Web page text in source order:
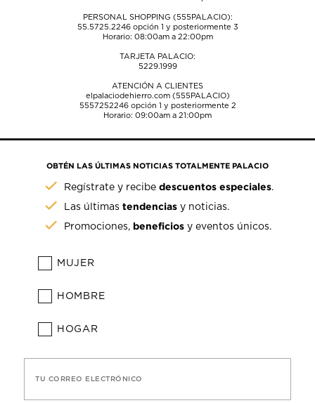
PERSONAL SHOPPING (555PALACIO):
55.5725.2246opción 1 y posteriormente 3
Horario: 08:00am a 22:00pm
TARJETA PALACIO:
5229.1999
ATENCIÓN A CLIENTES
elpalaciodehierro.com (555PALACIO)
5557252246opción 1 y posteriormente 2
Horario: 09:00am a 21:00pm
OBTÉN LAS ÚLTIMAS NOTICIAS TOTALMENTE PALACIO
Regístrate y recibedescuentos especiales.
Las últimastendencias y noticias.
Promociones, beneficios y eventos únicos.
MUJER
HOMBRE
HOGAR
TU CORREO ELECTRÓNICO